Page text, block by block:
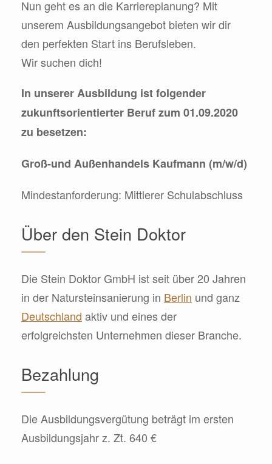
Nun geht es an die Karriereplanung? Mit
unserem Ausbildungsangebot bieten wir dir
den perfekten Start ins Berufsleben.
Wir suchen dich!
In unserer Ausbildung ist folgender
zukunftsorientierter Beruf zum 01.09.2020
zu besetzen:
Groß-und Außenhandels Kaufmann (m/w/d)
Mindestanforderung: Mittlerer Schulabschluss
Über den Stein Doktor
Die Stein Doktor GmbH ist seit über 20 Jahren
in der Natursteinsanierung in Berlin und ganz
Deutschland aktiv und eines der
erfolgreichsten Unternehmen dieser Branche.
Bezahlung
Die Ausbildungsvergütung beträgt im ersten
Ausbildungsjahr z. Zt. 640 €